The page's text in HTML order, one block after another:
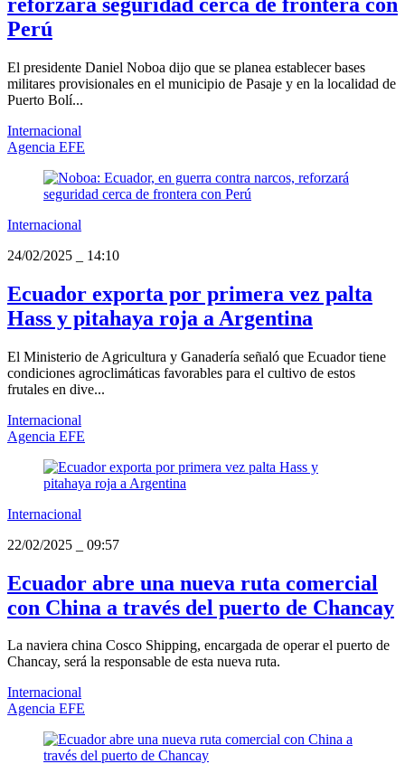
Perú
El presidente Daniel Noboa dijo que se planea establecer bases
militares provisionales en el municipio de Pasaje y en la localidad de
Puerto Bolí...
Internacional
Agencia EFE
Internacional
24/02/2025
14:10
Ecuador exporta por primera vez palta
Hass y pitahaya roja a Argentina
El Ministerio de Agricultura y Ganadería señaló que Ecuador tiene
condiciones agroclimáticas favorables para el cultivo de estos
frutales en dive...
Internacional
Agencia EFE
Internacional
22/02/2025
09:57
Ecuador abre una nueva ruta comercial
con China a través del puerto de Chancay
La naviera china Cosco Shipping, encargada de operar el puerto de
Chancay, será la responsable de esta nueva ruta.
Internacional
Agencia EFE